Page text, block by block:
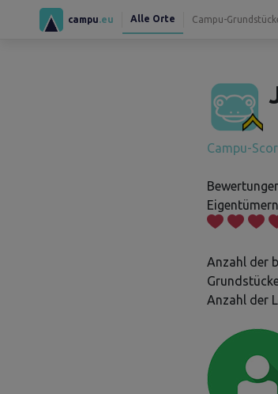
campu .eu Alle Orte Campu-
Campu-
Anzahl der
Anzahl der